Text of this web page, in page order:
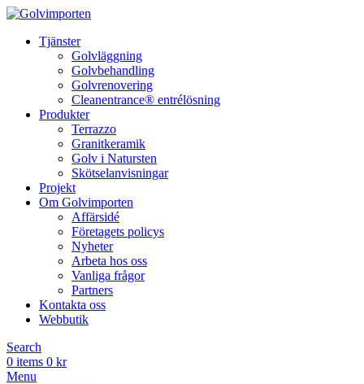
Tjänster
Golvläggning
Golvbehandling
Golvrenovering
Cleanentrance® entrélösning
Produkter
Terrazzo
Granitkeramik
Golv i Natursten
Skötselanvisningar
Projekt
Om Golvimporten
Affärsidé
Företagets policys
Nyheter
Arbeta hos oss
Vanliga frågor
Partners
Kontakta oss
Webbutik
Search
0 items 0 kr
Menu